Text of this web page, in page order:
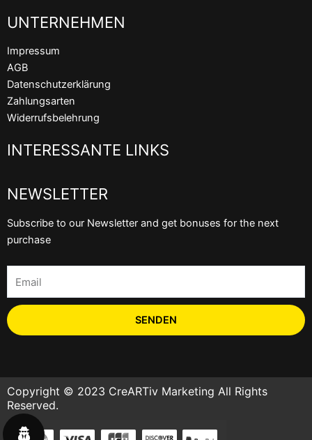
e
o
o
k
t
r
UNTERNEHMEN
Impressum
AGB
Datenschutzerklärung
Zahlungsarten
Widerrufsbelehrung
INTERESSANTE LINKS
NEWSLETTER
Subscribe to our Newsletter and get bonuses for the next
purchase
SENDEN
Copyright © 2023 CreARTiv Marketing All Rights
Reserved.